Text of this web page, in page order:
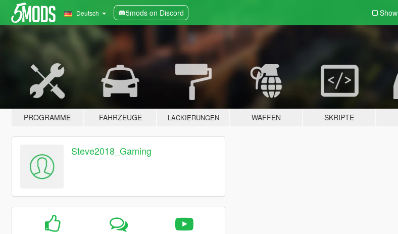
Deutsch 5mods on Discord
PROGRAMME FAHRZEUGE LACKIERUNGEN WAFFEN SKRIPTE
Steve2018_Gaming